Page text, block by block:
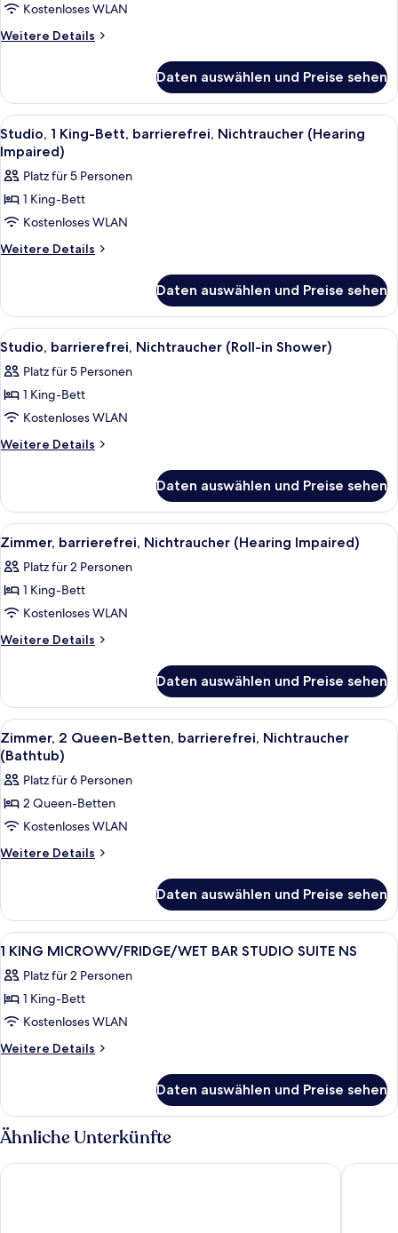
Bett
und
Nichtraucher
(Hearing)
anzeigen
Kostenloses WLAN
Weitere Details
Weitere
1 King-
Bett
und
Schlafsofa,
barrierefrei,
Nichtraucher
(Hearing)
Daten auswählen und Preise sehen
Alle
Fotos
für
Studio,
1 King-
Bett,
barrierefrei,
Impaired)
anzeigen
Ein Hotelzimmer mit Bett,
4
Studio, 1 King-Bett, barrierefrei, Nichtraucher (Hearing
Impaired)
Platz für 5 Personen
1 King-Bett
Kostenloses WLAN
Weitere Details
Weitere
1 King-
Bett,
barrierefrei,
(Hearing
Impaired)
Daten auswählen und Preise sehen
Alle
Fotos
für
Studio,
barrierefrei,
Nichtraucher
Shower)
anzeigen
Ein Hotelzimmer mit Bett,
4
Studio, barrierefrei, Nichtraucher (Roll-in Shower)
Platz für 5 Personen
1 King-Bett
Kostenloses WLAN
Weitere Details
Weitere
barrierefrei,
Nichtraucher
(Roll-
Shower)
Daten auswählen und Preise sehen
Alle
Fotos
für
Zimmer,
barrierefrei,
Nichtraucher
anzeigen
Ein Hotelzimmer mit Bett,
4
Zimmer, barrierefrei, Nichtraucher (Hearing Impaired)
Platz für 2 Personen
1 King-Bett
Kostenloses WLAN
Weitere Details
Weitere
barrierefrei,
Nichtraucher
(Hearing
Impaired)
Daten auswählen und Preise sehen
Alle
Fotos
für
Zimmer,
2 Queen-
Betten,
barrierefrei,
anzeigen
Ein Flur mit zwei Türen, einem
4
Zimmer, 2 Queen-Betten, barrierefrei, Nichtraucher
(Bathtub)
Platz für 6 Personen
2 Queen-Betten
Kostenloses WLAN
Weitere Details
Weitere
2 Queen-
Betten,
barrierefrei,
(Bathtub)
Daten auswählen und Preise sehen
Alle
Fotos
für
1
KING
MICROWV/FRIDGE/WET
SUITE
NS
anzeigen
Ein Hotelzimmer mit Bett,
16
1 KING MICROWV/FRIDGE/WET BAR STUDIO SUITE NS
Platz für 2 Personen
1 King-Bett
Kostenloses WLAN
Weitere Details
Weitere
KING
MICROWV/FRIDGE/WET
BAR
STUDIO
SUITE
Daten auswählen und Preise sehen
Ähnliche Unterkünfte
La Quinta Inn & Suites by Wyndham McKinney